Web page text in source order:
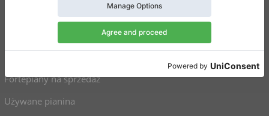
Fortepiany na sprzedaż
Używane pianina